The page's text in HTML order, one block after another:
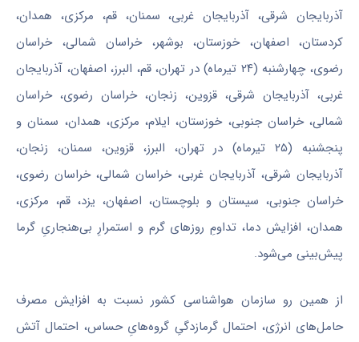
آذربایجان شرقی، آذربایجان غربی، سمنان، قم، مرکزی، همدان،
کردستان، اصفهان، خوزستان، بوشهر، خراسان شمالی، خراسان
رضوی، چهارشنبه (۲۴ تیرماه) در تهران، قم، البرز، اصفهان، آذربایجان
غربی، آذربایجان شرقی، قزوین، زنجان، خراسان رضوی، خراسان
شمالی، خراسان جنوبی، خوزستان، ایلام، مرکزی، همدان، سمنان و
پنجشنبه (۲۵ تیرماه) در تهران، البرز، قزوین، سمنان، زنجان،
آذربایجان شرقی، آذربایجان غربی، خراسان شمالی، خراسان رضوی،
خراسان جنوبی، سیستان و بلوچستان، اصفهان، یزد، قم، مرکزی،
همدان، افزایش دما، تداومِ روزهای گرم و استمرارِ بی‌هنجاریِ گرما
پیش‌بینی می‌شود.
از همین رو سازمان هواشناسی کشور نسبت به افزایش مصرف
حامل‌های انرژی، احتمال گرمازدگیِ گروه‌هایِ حساس، احتمال آتش